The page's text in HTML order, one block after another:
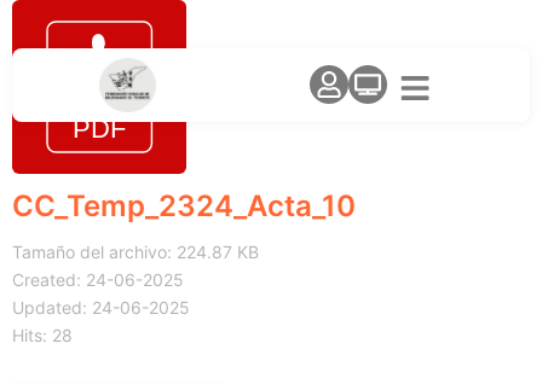
CC_Temp_2324_Acta_10
Tamaño del archivo: 224.87 KB
Created: 24-06-2025
Updated: 24-06-2025
Hits: 28